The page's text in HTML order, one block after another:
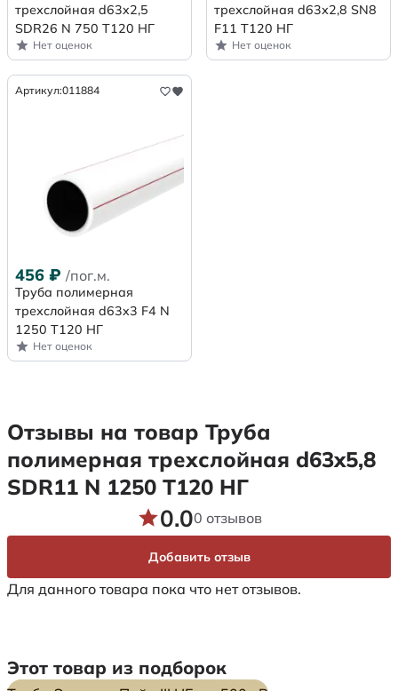
трехслойная d63x2,5
SDR26 N 750 Т120 НГ
Нет оценок
трехслойная d63х2,8 SN8
F11 Т120 НГ
Нет оценок
Артикул:011884
456 ₽ /пог.м.
Труба полимерная
трехслойная d63x3 F4 N
1250 Т120 НГ
Нет оценок
Отзывы на товар Труба
полимерная трехслойная d63x5,8
SDR11 N 1250 Т120 НГ
Для данного товара пока что нет отзывов.
0.00 отзывов
Добавить отзыв
Этот товар из подборок